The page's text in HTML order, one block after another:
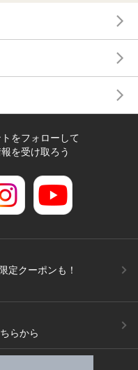
をフォローして
を受け取ろう
定クーポンも！
らから